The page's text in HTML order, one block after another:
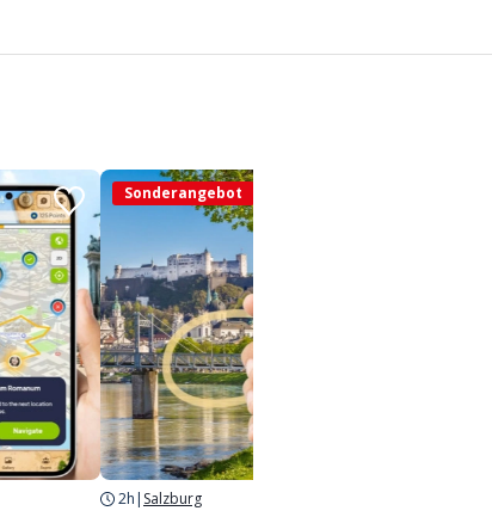
Sonderangebot
2h | Salzburg